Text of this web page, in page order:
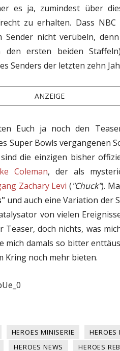
es ja, zumindest über
zu erhalten. Dass NBC
Sender nicht verübeln,
den ersten beiden
Senders der letzten zehn
ANZEIGE
Euch ja noch den
Super Bowls vergangenen
die einzigen bisher
Coleman, der als
Zachary Levi ("Chuck").
und auch eine Variation der
von vielen
Teaser, doch nichts, was
mich damals so bitter
Kring noch mehr bieten.
HEROES MINISERIE
HEROES
HEROES NEWS
HEROES